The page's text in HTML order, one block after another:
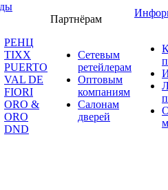
РЕНЦ
TIXX
PUERTO
VAL DE
FIORI
ORO &
ORO
DND
Партнёрам
Сетевым
ретейлерам
Оптовым
компаниям
Салонам
дверей